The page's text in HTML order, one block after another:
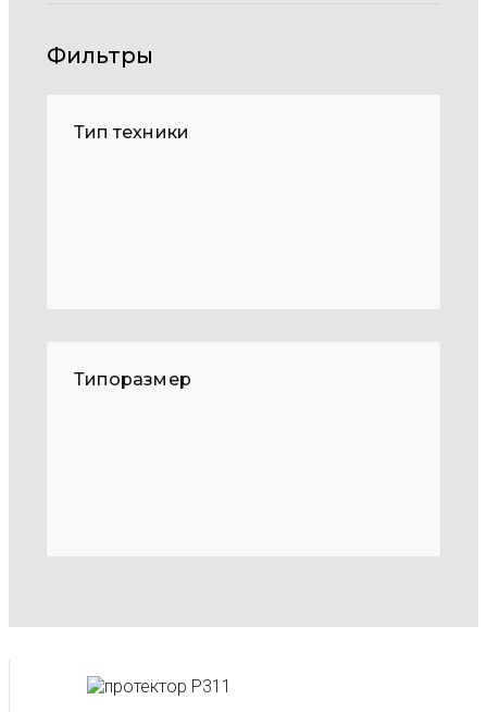
Фильтры
Тип техники
Типоразмер